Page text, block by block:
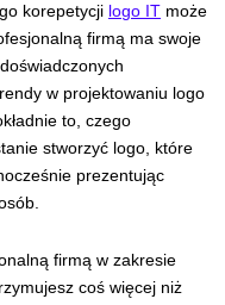
korepetycji logo IT może
firmą ma swoje
w projektowaniu logo
to, czego
stworzyć logo, które
prezentując
firmą w zakresie
coś więcej niż